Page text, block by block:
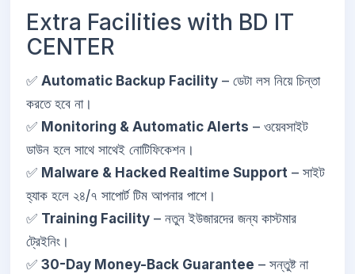
Extra Facilities with BD IT
CENTER
✅ Automatic Backup Facility – ডেটা লস নিয়ে চিন্তা
করতে হবে না।
✅ Monitoring & Automatic Alerts – ওয়েবসাইট
ডাউন হলে সাথে সাথেই নোটিফিকেশন।
✅ Malware & Hacked Realtime Support – সাইট
হ্যাক হলে ২৪/৭ সাপোর্ট টিম আপনার পাশে।
✅ Training Facility – নতুন ইউজারদের জন্য কাস্টমার
ট্রেইনিং।
✅ 30-Day Money-Back Guarantee – সন্তুষ্ট না